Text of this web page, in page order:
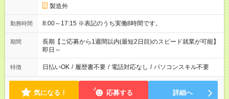
製造外
勤務時間 8:00～17:15 ※表記のうち実働8時間です。
期間
長期【ご応募から1週間以内(最短2日目)のスピード就業が可能】
即日～
特徴 日払いOK / 履歴書不要 / 電話対応なし / パソコンスキル不要
気になる！ 応募する 詳細へ